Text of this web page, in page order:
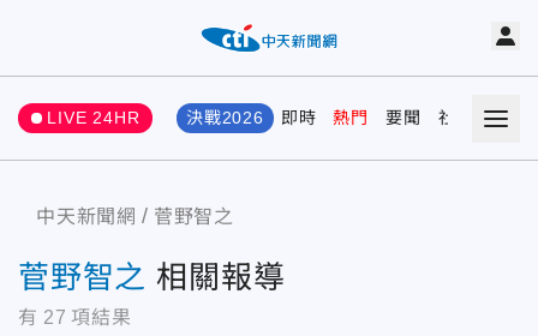
LIVE 24HR 決戰2026 即時 熱門 要聞 社會 娛樂
中天新聞網 菅野智之
菅野智之 相關報導
有 27 項結果